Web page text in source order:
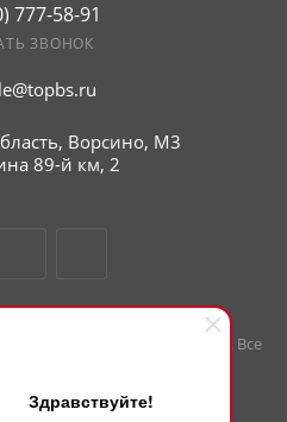
Здравствуйте!
777-58-91
ЗВОНОК
Ворсино, М3
89-й км, 2
шоссе 35,
плюс
скидки». 2008 — 2026 гг. Все